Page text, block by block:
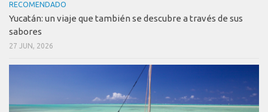
RECOMENDADO
Yucatán: un viaje que también se descubre a través de sus
sabores
27 JUN, 2026